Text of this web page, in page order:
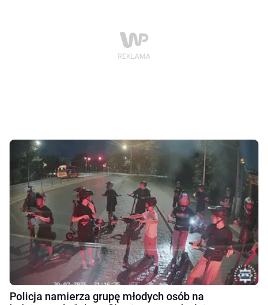
Policja namierza grupę młodych osób na